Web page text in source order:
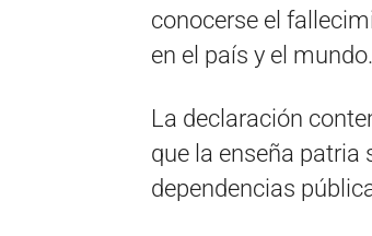
conocerse el
en el país y el mundo.
La declaración
que la enseña
dependencias